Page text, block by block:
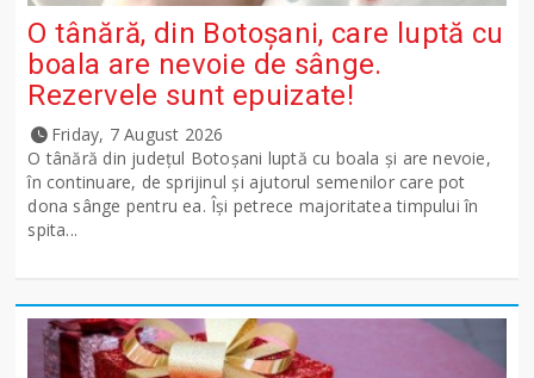
O tânără, din Botoșani, care luptă cu
boala are nevoie de sânge.
Rezervele sunt epuizate!
Friday, 7 August 2026
O tânără din județul Botoșani luptă cu boala și are nevoie,
în continuare, de sprijinul și ajutorul semenilor care pot
dona sânge pentru ea. Își petrece majoritatea timpului în
spita...